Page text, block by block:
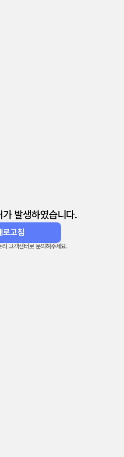
발생하였습니다.
로고침
고객센터로 문의해주세요.